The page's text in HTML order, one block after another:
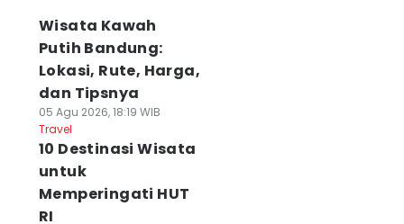
Wisata Kawah
Putih Bandung:
Lokasi, Rute, Harga,
dan Tipsnya
05 Agu 2026, 18:19 WIB
Travel
10 Destinasi Wisata
untuk
Memperingati HUT
RI